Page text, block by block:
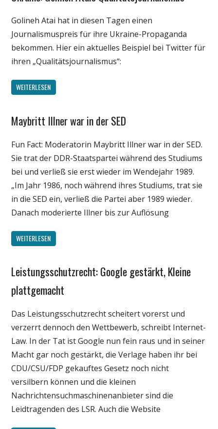
Medien
Politik
Golineh Atai hat in diesen Tagen einen
Journalismuspreis für ihre Ukraine-Propaganda
bekommen. Hier ein aktuelles Beispiel bei Twitter für
ihren „Qualitätsjournalismus“:
WEITERLESEN
Gesellschaft
Politik
Unterhaltung
Maybritt Illner war in der SED
Fun Fact: Moderatorin Maybritt Illner war in der SED.
Sie trat der DDR-Staatspartei während des Studiums
bei und verließ sie erst wieder im Wendejahr 1989.
„Im Jahr 1986, noch während ihres Studiums, trat sie
in die SED ein, verließ die Partei aber 1989 wieder.
Danach moderierte Illner bis zur Auflösung
WEITERLESEN
Gesellschaft
Internet
Medien
Politik
Wirtschaft
Leistungsschutzrecht: Google gestärkt, Kleine
plattgemacht
Das Leistungsschutzrecht scheitert vorerst und
verzerrt dennoch den Wettbewerb, schreibt Internet-
Law. In der Tat ist Google nun fein raus und in seiner
Macht gar noch gestärkt, die Verlage haben ihr bei
CDU/CSU/FDP gekauftes Gesetz noch nicht
versilbern können und die kleinen
Nachrichtensuchmaschinenanbieter sind die
Leidtragenden des LSR. Auch die Website